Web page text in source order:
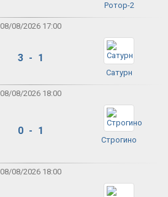
Ротор-2
08/08/2026 17:00
3 - 1
Сатурн
08/08/2026 18:00
0 - 1
Строгино
08/08/2026 18:00